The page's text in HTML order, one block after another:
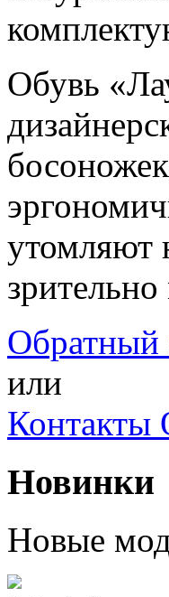
Обувь
утомляют
Обратный
или
Контакты
Новинки
Новые